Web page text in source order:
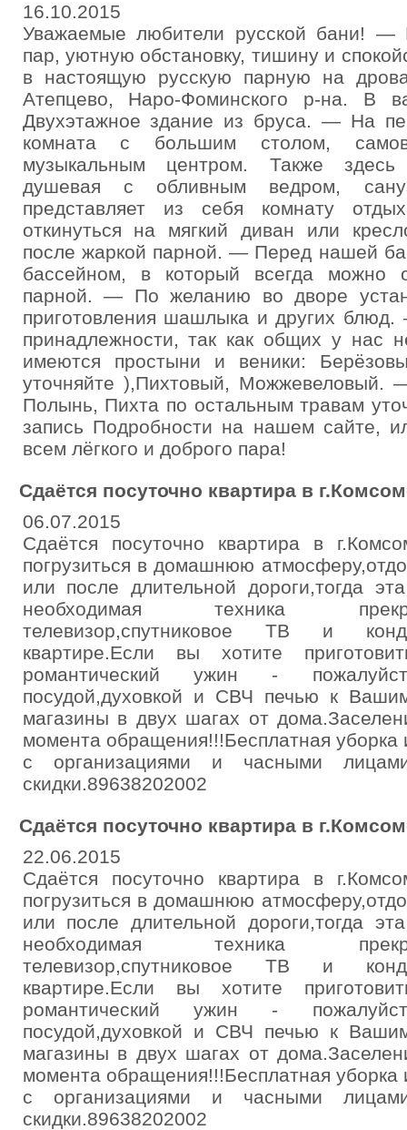
16.10.2015
Уважаемые любители русской бани!
пар, уютную обстановку, тишину и
в настоящую русскую парную на
Атепцево, Наро-Фоминского р-на. В
Двухэтажное здание из бруса. — На
комната с большим столом,
музыкальным центром. Также здесь
душевая с обливным ведром,
представляет из себя комнату
откинуться на мягкий диван или
после жаркой парной. — Перед нашей
бассейном, в который всегда можно
парной. — По желанию во дворе
приготовления шашлыка и других
принадлежности, так как общих у нас
имеются простыни и веники:
уточняйте ),Пихтовый, Можжевеловый.
Полынь, Пихта по остальным травам
запись Подробности на нашем сайте,
всем лёгкого и доброго пара!
Сдаётся посуточно квартира в
06.07.2015
Сдаётся посуточно квартира в
погрузиться в домашнюю
или после длительной дороги,тогда
необходимая техника
телевизор,спутниковое ТВ и
квартире.Если вы хотите
романтический ужин -
посудой,духовкой и СВЧ печью к
магазины в двух шагах от
момента обращения!!!Бесплатная
с организациями и часными
скидки.89638202002
Сдаётся посуточно квартира в
22.06.2015
Сдаётся посуточно квартира в
погрузиться в домашнюю
или после длительной дороги,тогда
необходимая техника
телевизор,спутниковое ТВ и
квартире.Если вы хотите
романтический ужин -
посудой,духовкой и СВЧ печью к
магазины в двух шагах от
момента обращения!!!Бесплатная
с организациями и часными
скидки.89638202002